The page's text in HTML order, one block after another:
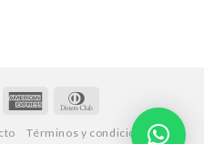
Términos y condiciones